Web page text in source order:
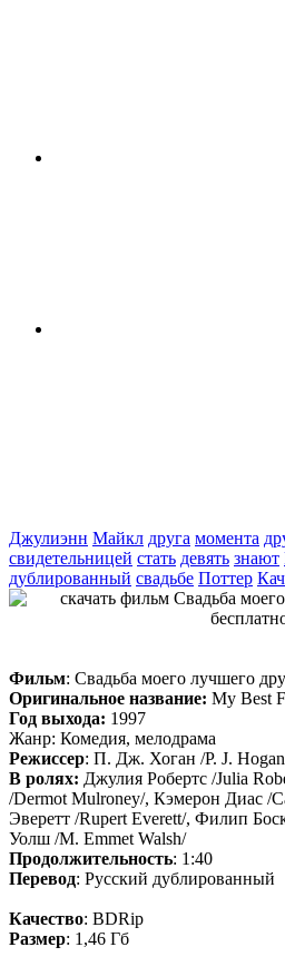
Джулиэнн Майкл друга момента
свидетельницей стать девять знают
дублированный свадьбе Поттер
Фильм: Свадьба моего лучшего
Оригинальное название: My Best
Год выхода: 1997
Жанр: Комедия, мелодрама
Режиссер: П. Дж. Хоган /P. J.
В ролях: Джулия Робертс /Julia
/Dermot Mulroney/, Кэмерон Диас /
Эверетт /Rupert Everett/, Филип
Уолш /M. Emmet Walsh/
Продолжительность: 1:40
Перевод: Русский дублированный
Качество: BDRip
Размер: 1,46 Гб